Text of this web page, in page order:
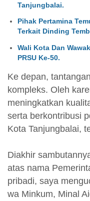
Tanjungbalai.
Pihak Pertamina
Terkait Dinding
Wali Kota Dan
PRSU Ke-50.
Ke depan,
kompleks. Oleh
meningkatkan
serta berkontribusi
Kota Tanjungbalai,
Diakhir
atas nama
pribadi, saya
wa Minkum, Minal